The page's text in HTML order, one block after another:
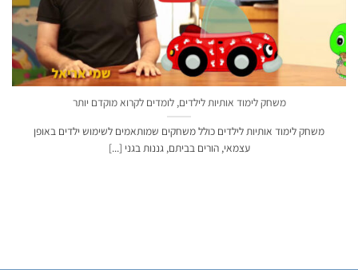
משחק לימוד אותיות לילדים, לומדים לקרוא מוקדם יותר
משחק לימוד אותיות לילדים כולל משחקים שמותאמים לשימוש ילדים באופן
עצמאי, הורים בביתם, גננות בגני [...]